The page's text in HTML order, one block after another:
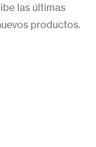
las últimas
productos.